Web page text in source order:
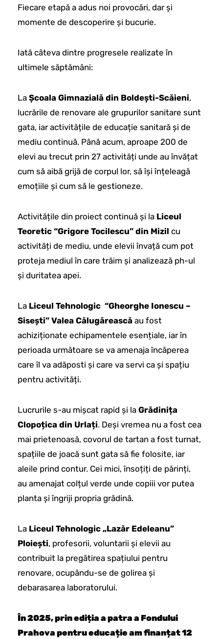
Fiecare etapă a adus noi provocări, dar și
momente de descoperire și bucurie.
Iată câteva dintre progresele realizate în
ultimele săptămâni:
La Școala Gimnazială din Boldești-Scăieni,
lucrările de renovare ale grupurilor sanitare sunt
gata, iar activitățile de educație sanitară și de
mediu continuă. Până acum, aproape 200 de
elevi au trecut prin 27 activități unde au învățat
cum să aibă grijă de corpul lor, să își înțeleagă
emoțiile și cum să le gestioneze.
Activitățile din proiect continuă și la Liceul
Teoretic “Grigore Tocilescu” din Mizil cu
activități de mediu, unde elevii învață cum pot
proteja mediul în care trăim și analizează ph-ul
și duritatea apei.
La Liceul Tehnologic “Gheorghe Ionescu –
Sisești” Valea Călugărească au fost
achiziționate echipamentele esențiale, iar în
perioada următoare se va amenaja încăperea
care îl va adăposti și care va servi ca și spațiu
pentru activități.
Lucrurile s-au mișcat rapid și la Grădinița
Clopoțica din Urlați. Deși vremea nu a fost cea
mai prietenoasă, covorul de tartan a fost turnat,
spațiile de joacă sunt gata să fie folosite, iar
aleile prind contur. Cei mici, însoțiți de părinți,
au amenajat colțul verde unde copiii vor putea
planta și îngriji propria grădină.
La Liceul Tehnologic „Lazăr Edeleanu”
Ploiești, profesorii, voluntarii și elevii au
contribuit la pregătirea spațiului pentru
renovare, ocupându-se de golirea și
debarasarea laboratorului.
În 2025, prin ediția a patra a Fondului
Prahova pentru educație am finanțat 12